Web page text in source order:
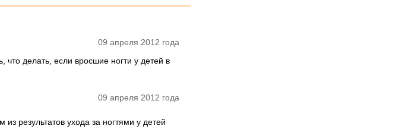
09 апреля 2012 года
что делать, если вросшие ногти у детей в
09 апреля 2012 года
результатов ухода за ногтями у детей